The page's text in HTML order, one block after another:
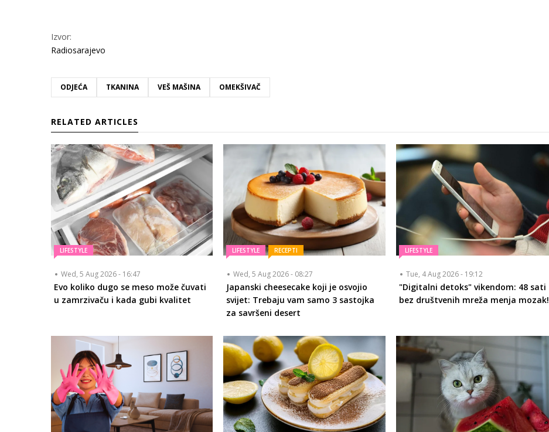
Izvor:
Radiosarajevo
ODJEĆA TKANINA VEŠ MAŠINA OMEKŠIVAČ
RELATED ARTICLES
LIFESTYLE
Wed, 5 Aug 2026 - 16:47
Evo koliko dugo se meso može čuvati
u zamrzivaču i kada gubi kvalitet
LIFESTYLE RECEPTI
Wed, 5 Aug 2026 - 08:27
Japanski cheesecake koji je osvojio
svijet: Trebaju vam samo 3 sastojka
za savršeni desert
LIFESTYLE
Tue, 4 Aug 2026 - 19:12
"Digitalni detoks" vikendom: 48 sati
bez društvenih mreža menja mozak!